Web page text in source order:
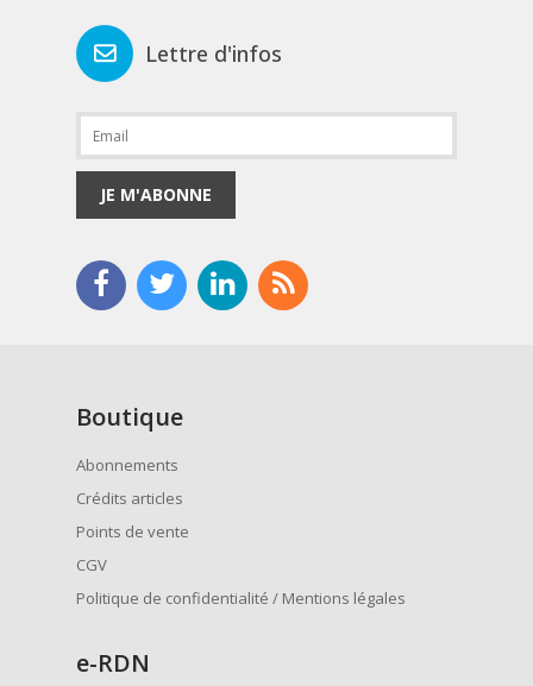
Lettre d'infos
JE M'ABONNE
Boutique
Abonnements
Crédits articles
Points de vente
CGV
Politique de confidentialité / Mentions légales
e-RDN